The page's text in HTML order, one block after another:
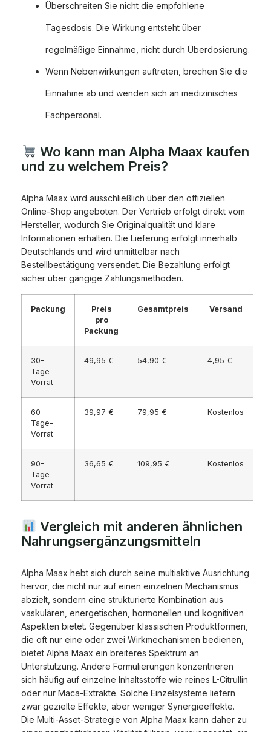
Überschreiten Sie nicht die empfohlene
Tagesdosis. Die Wirkung entsteht über
regelmäßige Einnahme, nicht durch Überdosierung.
Wenn Nebenwirkungen auftreten, brechen Sie die
Einnahme ab und wenden sich an medizinisches
Fachpersonal.
Wo kann man Alpha Maax kaufen
und zu welchem Preis?
Alpha Maax wird ausschließlich über den offiziellen
Online-Shop angeboten. Der Vertrieb erfolgt direkt vom
Hersteller, wodurch Sie Originalqualität und klare
Informationen erhalten. Die Lieferung erfolgt innerhalb
Deutschlands und wird unmittelbar nach
Bestellbestätigung versendet. Die Bezahlung erfolgt
sicher über gängige Zahlungsmethoden.
Packung
Preis
pro
Packung
Gesamtpreis Versand
30-
Tage-
Vorrat
49,95 € 54,90 € 4,95 €
60-
Tage-
Vorrat
39,97 € 79,95 € Kostenlos
90-
Tage-
Vorrat
36,65 € 109,95 € Kostenlos
Vergleich mit anderen ähnlichen
Nahrungsergänzungsmitteln
Alpha Maax hebt sich durch seine multiaktive Ausrichtung
hervor, die nicht nur auf einen einzelnen Mechanismus
abzielt, sondern eine strukturierte Kombination aus
vaskulären, energetischen, hormonellen und kognitiven
Aspekten bietet. Gegenüber klassischen Produktformen,
die oft nur eine oder zwei Wirkmechanismen bedienen,
bietet Alpha Maax ein breiteres Spektrum an
Unterstützung. Andere Formulierungen konzentrieren
sich häufig auf einzelne Inhaltsstoffe wie reines L-Citrullin
oder nur Maca-Extrakte. Solche Einzelsysteme liefern
zwar gezielte Effekte, aber weniger Synergieeffekte.
Die Multi-Asset-Strategie von Alpha Maax kann daher zu